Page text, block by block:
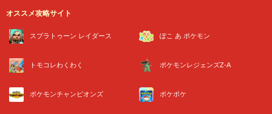
オススメ攻略サイト
スプラトゥーン レイダース ぽこ あ ポケモン
トモコレわくわく ポケモンレジェンズZ-A
ポケモンチャンピオンズ ポケポケ